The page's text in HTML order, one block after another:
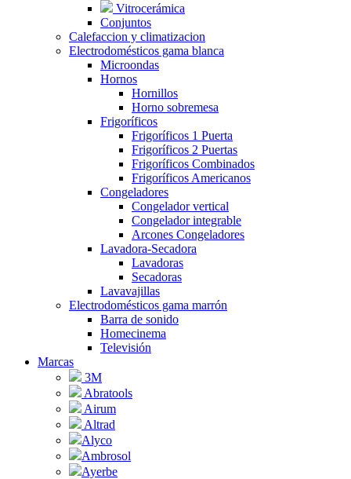
Vitrocerámica
Conjuntos
Calefaccion y climatizacion
Electrodomésticos gama blanca
Microondas
Hornos
Hornillos
Horno sobremesa
Frigoríficos
Frigoríficos 1 Puerta
Frigoríficos 2 Puertas
Frigoríficos Combinados
Frigoríficos Americanos
Congeladores
Congelador vertical
Congelador integrable
Arcones Congeladores
Lavadora-Secadora
Lavadoras
Secadoras
Lavavajillas
Electrodomésticos gama marrón
Barra de sonido
Homecinema
Televisión
Marcas
3M
Abratools
Airum
Altrad
Alyco
Ambrosol
Ayerbe